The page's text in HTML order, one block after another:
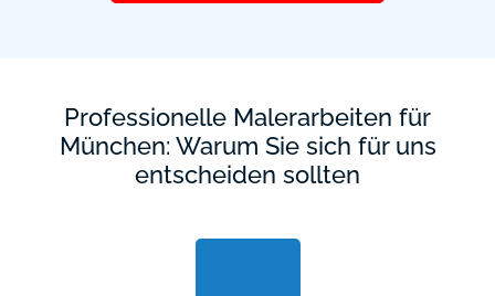
Professionelle Malerarbeiten für
München: Warum Sie sich für uns
entscheiden sollten